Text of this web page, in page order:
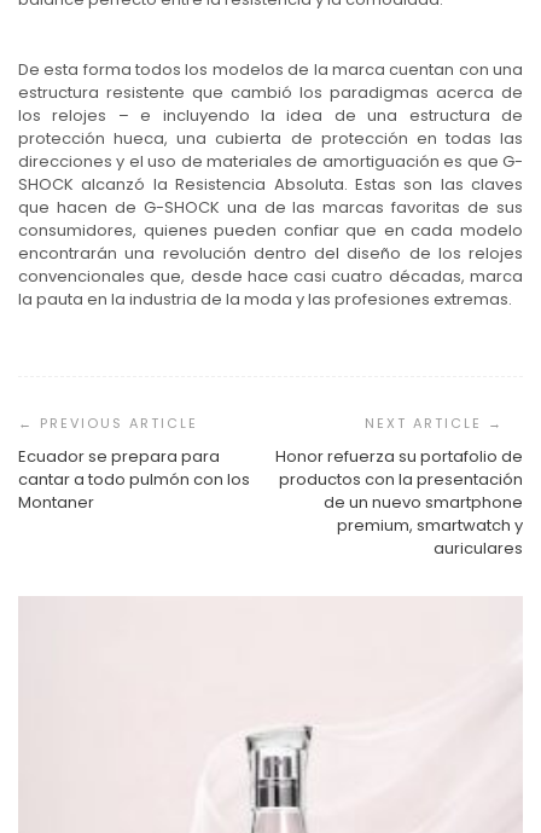
De esta forma todos los modelos de la marca cuentan con una
estructura resistente que cambió los paradigmas acerca de
los relojes – e incluyendo la idea de una estructura de
protección hueca, una cubierta de protección en todas las
direcciones y el uso de materiales de amortiguación es que G-
SHOCK alcanzó la Resistencia Absoluta. Estas son las claves
que hacen de G-SHOCK una de las marcas favoritas de sus
consumidores, quienes pueden confiar que en cada modelo
encontrarán una revolución dentro del diseño de los relojes
convencionales que, desde hace casi cuatro décadas, marca
la pauta en la industria de la moda y las profesiones extremas.
de
entradas
Ecuador se prepara para
cantar a todo pulmón con los
Montaner
Honor refuerza su portafolio de
productos con la presentación
de un nuevo smartphone
premium, smartwatch y
auriculares